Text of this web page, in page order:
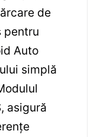
de
pentru
Auto
simplă
asigură